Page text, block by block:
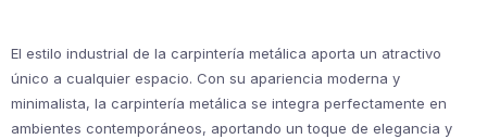
El estilo industrial de la carpintería metálica aporta un atractivo
único a cualquier espacio. Con su apariencia moderna y
minimalista, la carpintería metálica se integra perfectamente en
ambientes contemporáneos, aportando un toque de elegancia y